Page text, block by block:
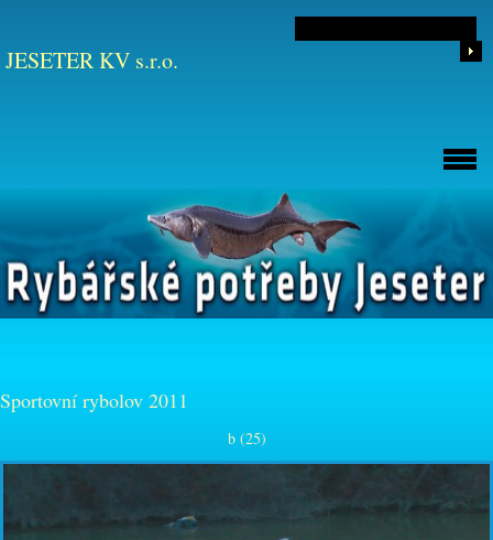
JESETER KV s.r.o.
Sportovní rybolov 2011
b (25)